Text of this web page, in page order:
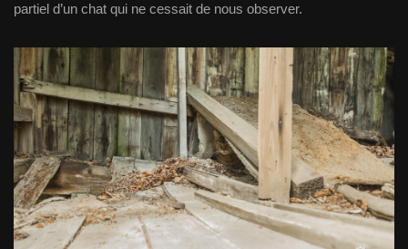
partiel d’un chat qui ne cessait de nous observer.